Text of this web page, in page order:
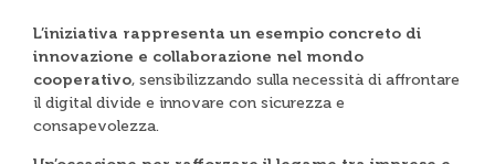
L’iniziativa rappresenta un esempio concreto di
innovazione e collaborazione nel mondo
cooperativo, sensibilizzando sulla necessità di affrontare
il digital divide e innovare con sicurezza e
consapevolezza.